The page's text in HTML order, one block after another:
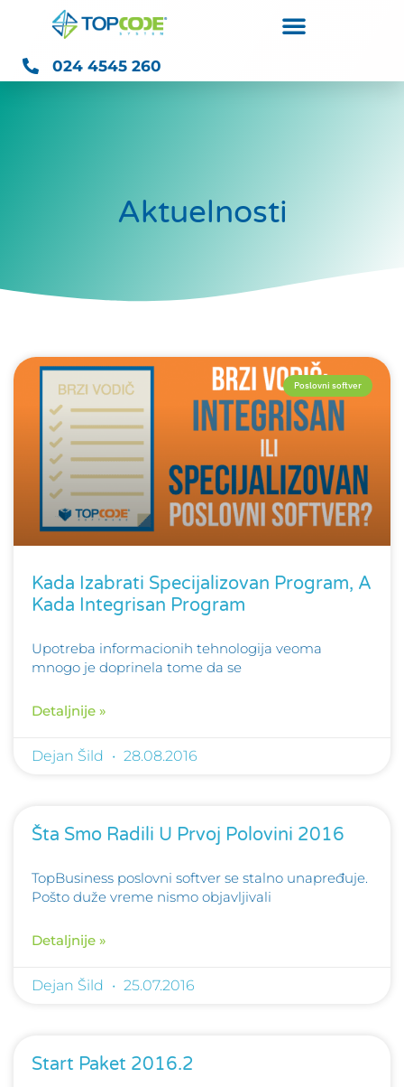
024 4545 260
Aktuelnosti
Poslovni softver
Kada Izabrati Specijalizovan Program, A
Kada Integrisan Program
Upotreba informacionih tehnologija veoma
mnogo je doprinela tome da se
Detaljnije »
Dejan Šild 28.08.2016
Šta Smo Radili U Prvoj Polovini 2016
TopBusiness poslovni softver se stalno unapređuje.
Pošto duže vreme nismo objavljivali
Detaljnije »
Dejan Šild 25.07.2016
Start Paket 2016.2